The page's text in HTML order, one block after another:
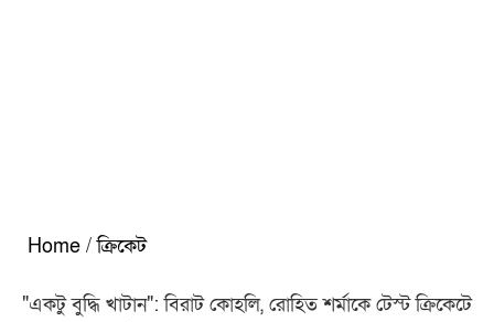
Home / ক্রিকেট
"একটু বুদ্ধি খাটান": বিরাট কোহলি, রোহিত শর্মাকে টেস্ট ক্রিকেটে